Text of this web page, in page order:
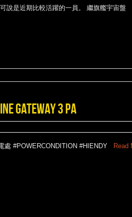
說是近期比較活躍的一員。 繼旗艦宇宙盤
3 PA
處 #POWERCONDITION #HIENDY Read